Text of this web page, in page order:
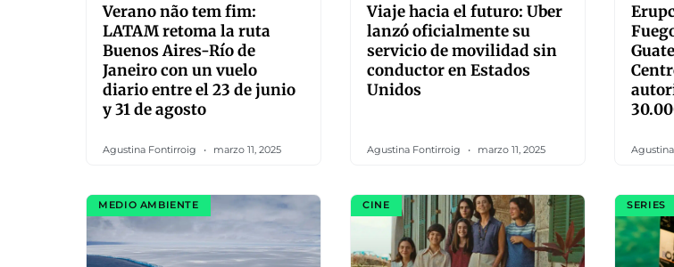
Verano não tem fim:
LATAM retoma la ruta
Buenos Aires-Río de
Janeiro con un vuelo
diario entre el 23 de junio
y 31 de agosto
Agustina Fontirroig marzo 11, 2025
Viaje hacia el futuro: Uber
lanzó oficialmente su
servicio de movilidad sin
conductor en Estados
Unidos
Agustina Fontirroig marzo 11, 2025
MEDIO AMBIENTE CINE SERIES